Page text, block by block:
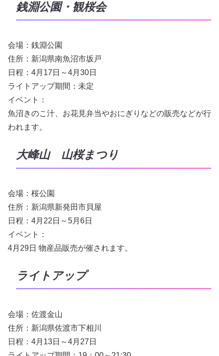
銭淵公園・観桜会
会場：銭淵公園
住所：新潟県南魚沼市坂戸
日程：4月17日～4月30日
ライトアップ期間：未定
イベント：
魚沼きのこ汁、お花見弁当やおにぎりなどの販売などが行
われます。
大峰山 山桜まつり
会場：桜公園
住所：新潟県新発田市貝屋
日程：4月22日～5月6日
イベント：
4月29日 物産品販売が催されます。
ライトアップ
会場：佐渡金山
住所：新潟県佐渡市下相川
日程：4月13日～4月27日